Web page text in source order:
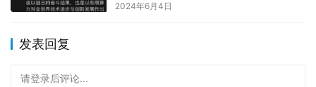
2024年6月4日
发表回复
请登录后评论...